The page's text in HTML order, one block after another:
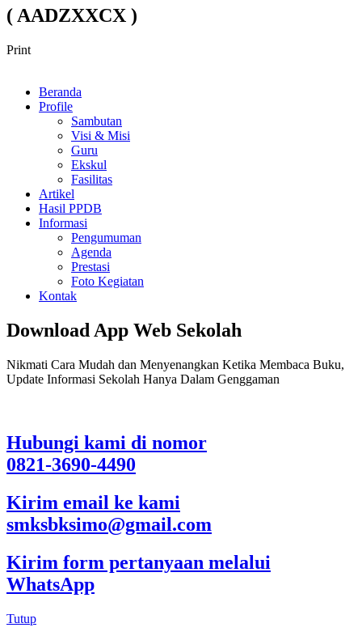
( AADZXXCX )
Print
Beranda
Profile
Sambutan
Visi & Misi
Guru
Ekskul
Fasilitas
Artikel
Hasil PPDB
Informasi
Pengumuman
Agenda
Prestasi
Foto Kegiatan
Kontak
Download App Web Sekolah
Nikmati Cara Mudah dan Menyenangkan Ketika Membaca Buku,
Update Informasi Sekolah Hanya Dalam Genggaman
Hubungi kami di nomor
0821-3690-4490
Kirim email ke kami
smksbksimo@gmail.com
Kirim form pertanyaan melalui
WhatsApp
Tutup